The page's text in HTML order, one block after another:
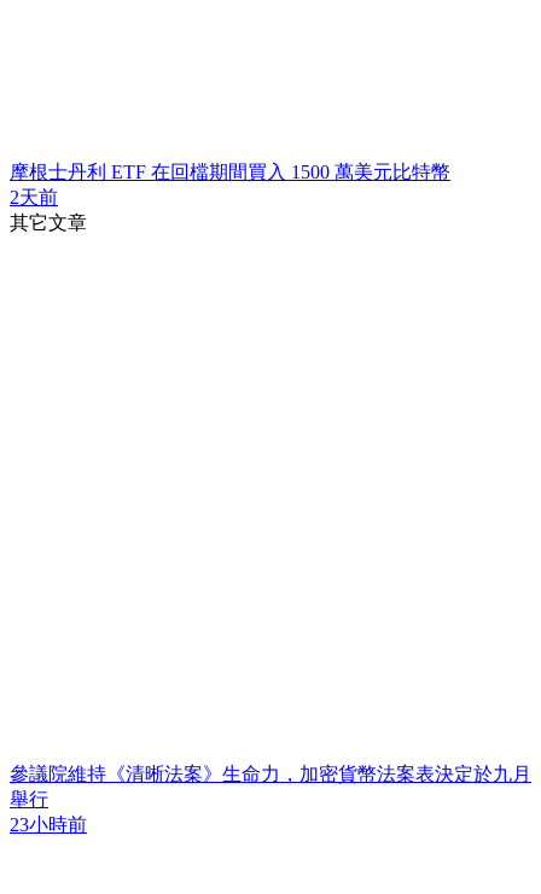
摩根士丹利 ETF 在回檔期間買入 1500 萬美元比特幣
2天前
其它文章
參議院維持《清晰法案》生命力，加密貨幣法案表決定於九月
舉行
23小時前